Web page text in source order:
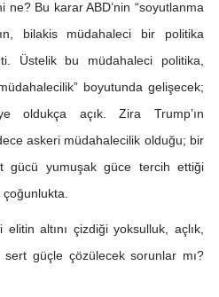
ne? Bu karar ABD’nin “soyutlanma
bilakis müdahaleci bir politika
Üstelik bu müdahaleci politika,
boyutunda gelişecek;
oldukça açık. Zira Trump’ın
askeri müdahalecilik olduğu; bir
gücü yumuşak güce tercih ettiği
altını çizdiği yoksulluk, açlık,
güçle çözülecek sorunlar mı?